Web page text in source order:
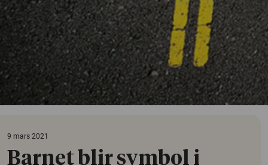
9 mars 2021
Barnet blir symbol i